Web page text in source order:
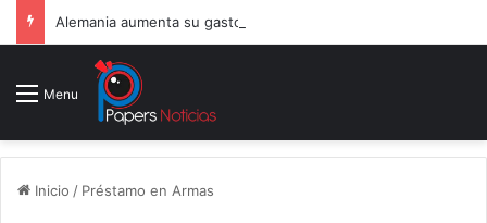
Menu
Inicio / Préstamo en Armas